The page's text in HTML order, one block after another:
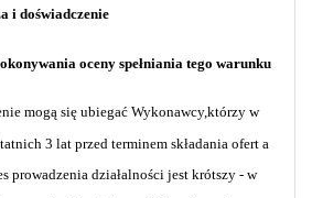
i doświadczenie
oceny spełniania tego warunku
mogą się ubiegać Wykonawcy,którzy w
3 lat przed terminem składania ofert a
prowadzenia działalności jest krótszy - w